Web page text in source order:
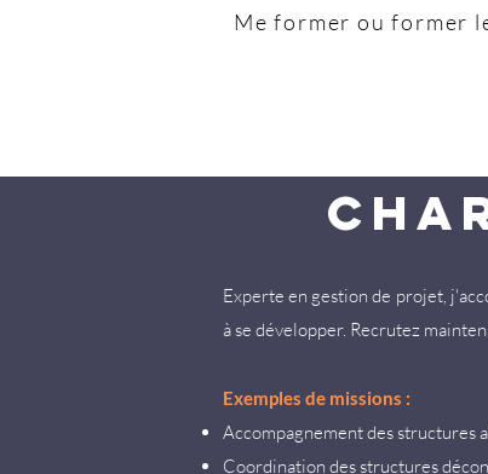
Me former ou former
Experte en gestion de projet,
à se développer. Recrutez
Exemples de missions :
Accompagnement des structures
Coordination des structures